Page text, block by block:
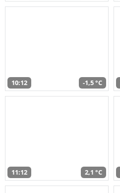
10:12 -1,5 °C
11:12 2,1 °C